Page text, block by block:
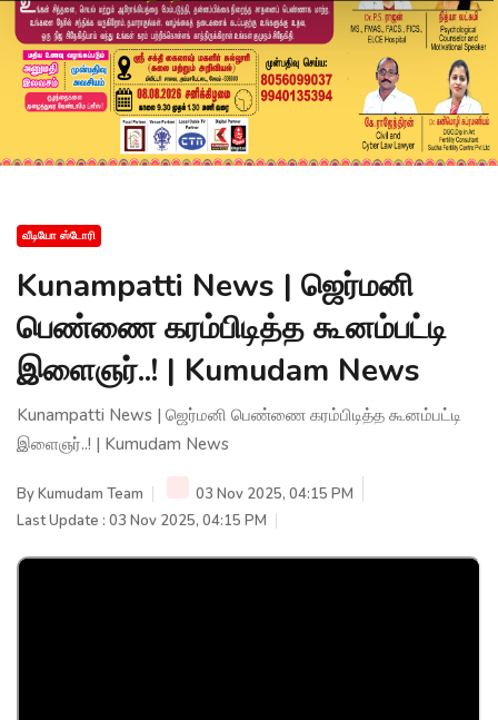
வீடியோ ஸ்டோரி
Kunampatti News | ஜெர்மனி
பெண்ணை கரம்பிடித்த கூனம்பட்டி
இளைஞர்..! | Kumudam News
Kunampatti News | ஜெர்மனி பெண்ணை கரம்பிடித்த கூனம்பட்டி
இளைஞர்..! | Kumudam News
ByKumudam Team
03 Nov 2025, 04:15 PM
Last Update : 03 Nov 2025, 04:15 PM